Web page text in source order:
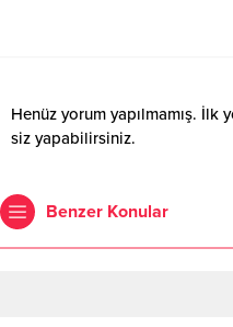
Henüz yorum yapılmamış. İlk
siz yapabilirsiniz.
Benzer Konular